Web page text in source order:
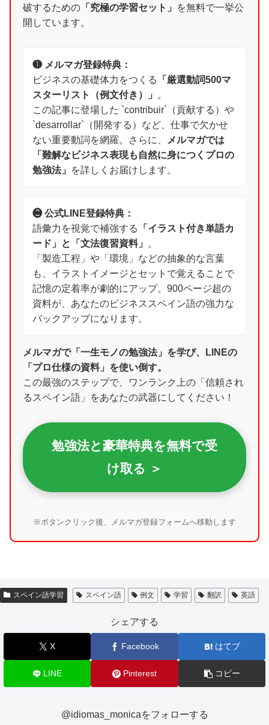
破するための 「究極の学習セット」
を無料で一挙公
開しています。
❶ メルマガ登録特典：
ビジネスの基礎体力をつくる
「厳選動詞500マ
スターリスト（例文付き）」
。
この記事に登場した `contribuir`（貢献する）や
`desarrollar`（開発する）など、仕事で欠かせ
ない重要動詞を網羅。さらに、
メルマガでは
「難解なビジネス表現も自然に身につくプロの
勉強法」
を詳しくお届けします。
❷ 公式LINE登録特典：
語彙力を視覚で補強する
「イラスト付き単語カ
ード」と「文法復習資料」
。
「製造工程」や「環境」などの抽象的な言葉
も、イラストイメージとセットで覚えることで
記憶の定着率が劇的にアップ。900ページ超の
資料が、あなたのビジネススペイン語の強力な
バックアップになります。
メルマガで「一生モノの勉強法」を学び、LINEの
「プロ仕様の資料」を使い倒す。
この最強のステップで、ワンランク上の「信頼され
るスペイン語」をあなたの武器にしてください！
勉強法と豪華特典を無料で受
け取る ＞
※ボタンクリック後、メルマガ登録フォームへ移動します
スペイン語学習 スペイン語 例文 学習 翻訳 英語
シェアする
X Facebook はてブ
LINE Pinterest コピー
@idiomas_monicaをフォローする